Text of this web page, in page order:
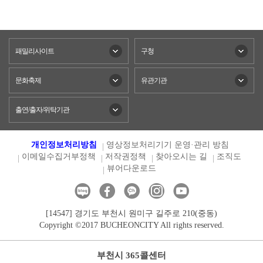
패밀리사이트 구청
문화축제 유관기관
출연/출자/위탁기관
개인정보처리방침
영상정보처리기기 운영·관리 방침
이메일수집거부정책
저작권정책 찾아오시는 길
조직도
뷰어다운로드
[14547] 경기도 부천시 원미구 길주로 210(중동)
Copyright ©2017 BUCHEONCITY All rights reserved.
부천시 365콜센터